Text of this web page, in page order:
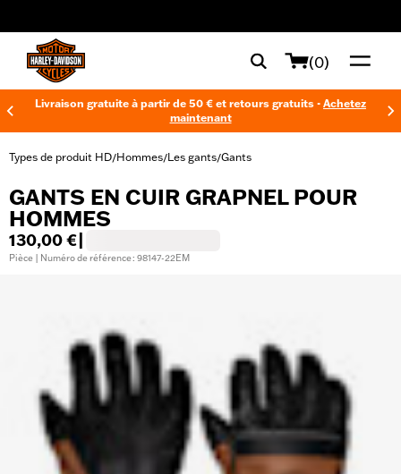
(0)
Livraison gratuite à partir de 50 € et retours gratuits - Achetez
maintenant
Types de produit HD/Hommes/Les gants/Gants
GANTS EN CUIR GRAPNEL POUR
HOMMES
130,00 €
Pièce | Numéro de référence : 98147-22EM